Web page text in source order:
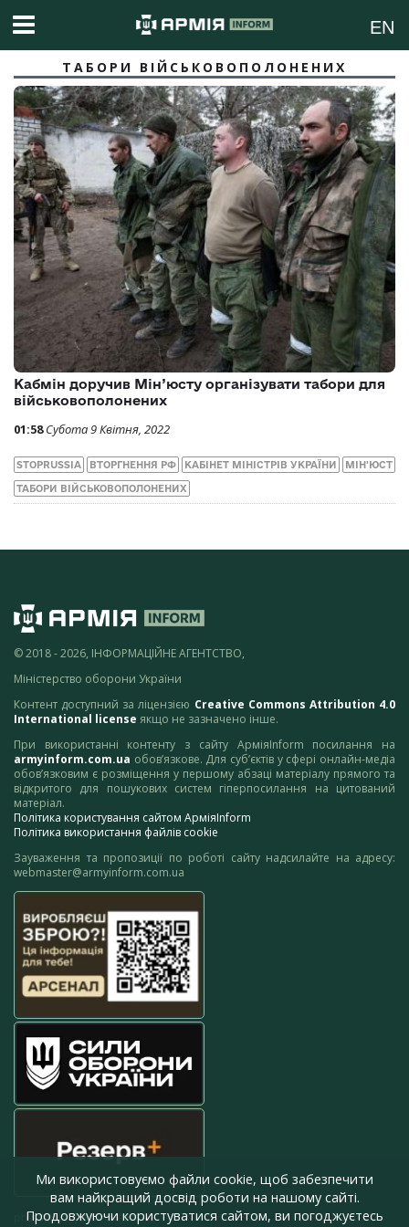
EN
ТАБОРИ ВІЙСЬКОВОПОЛОНЕНИХ
Кабмін доручив Мін’юсту організувати табори для
військовополонених
01:58 Субота 9 Квітня, 2022
STOPRUSSIA ВТОРГНЕННЯ РФ КАБІНЕТ МІНІСТРІВ УКРАЇНИ МІН'ЮСТ
ТАБОРИ ВІЙСЬКОВОПОЛОНЕНИХ
© 2018 - 2026, ІНФОРМАЦІЙНЕ АГЕНТСТВО,
Міністерство оборони України
Контент доступний за ліцензією Creative Commons Attribution 4.0
International license якщо не зазначено інше.
При використанні контенту з сайту АрміяInform посилання на
armyinform.com.ua обов’язкове. Для суб’єктів у сфері онлайн-медіа
обов’язковим є розміщення у першому абзаці матеріалу прямого та
відкритого для пошукових систем гіперпосилання на цитований
матеріал.
Політика користування сайтом АрміяInform
Політика використання файлів cookie
Зауваження та пропозиції по роботі сайту надсилайте на адресу:
webmaster@armyinform.com.ua
press@armyinform.com.ua
Ми використовуємо файли cookie, щоб забезпечити
вам найкращий досвід роботи на нашому сайті.
Продовжуючи користуватися сайтом, ви погоджуєтесь